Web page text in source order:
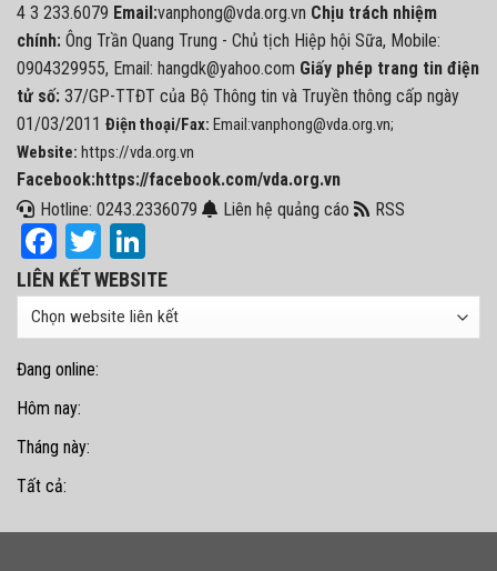
4 3 233.6079 Email:vanphong@vda.org.vn Chịu trách nhiệm
chính: Ông Trần Quang Trung - Chủ tịch Hiệp hội Sữa, Mobile:
0904329955, Email: hangdk@yahoo.com Giấy phép trang tin điện
tử số: 37/GP-TTĐT của Bộ Thông tin và Truyền thông cấp ngày
01/03/2011 Điện thoại/Fax: Email:vanphong@vda.org.vn;
Website: https://vda.org.vn
Facebook:https://facebook.com/vda.org.vn
Hotline: 0243.2336079
Liên hệ quảng cáo RSS
Facebook
Twitter
LIÊN KẾT WEBSITE
Đang online:
Hôm nay:
Tháng này:
Tất cả: